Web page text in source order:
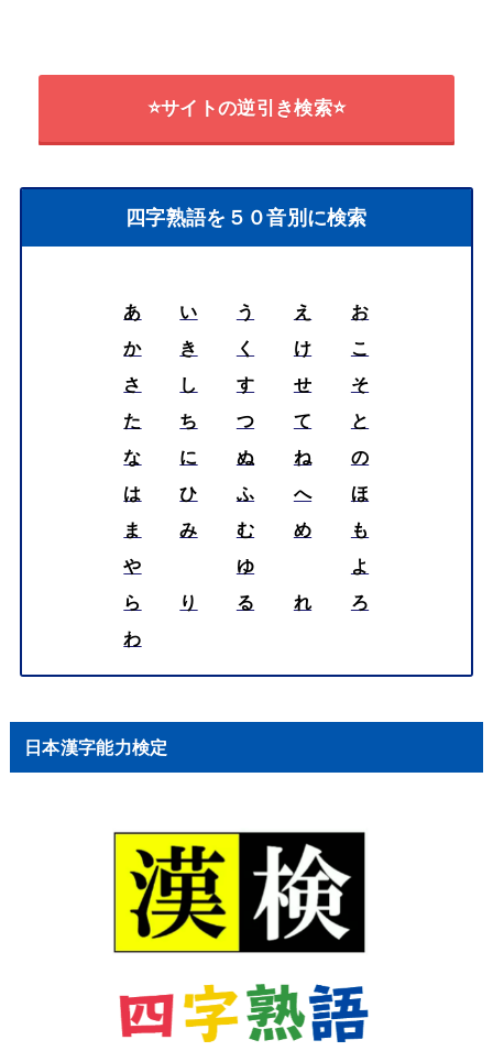
⭐サイトの逆引き検索⭐
四字熟語を５０音別に検索
あ い う え
お
か
き く け
こ
さ
し す せ
そ
た
ち つ て
と
な
に ぬ ね
の
は
ひ ふ へ
ほ
ま
み む め
も
や
ゆ
よ
ら
り る れ
ろ
わ
日本漢字能力検定